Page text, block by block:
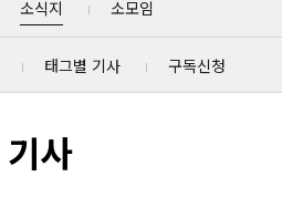
소식지 소모임
태그별 기사 구독신청
사